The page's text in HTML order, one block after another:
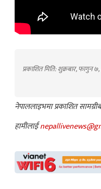
प्रकाशित मिति: शुक्रबार, फागुन
नेपाललाइभमा प्रकाशित
हामीलाई